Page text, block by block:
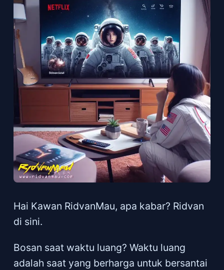
Hai Kawan RidvanMau, apa kabar? Ridvan
di sini.
Bosan saat waktu luang? Waktu luang
adalah saat yang berharga untuk bersantai